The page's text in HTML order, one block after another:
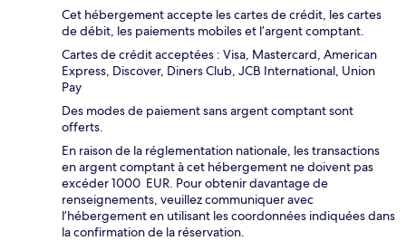
Cet hébergement accepte les cartes de crédit, les cartes
de débit, les paiements mobiles et l’argent comptant.
Cartes de crédit acceptées : Visa, Mastercard, American
Express, Discover, Diners Club, JCB International, Union
Pay
Des modes de paiement sans argent comptant sont
offerts.
En raison de la réglementation nationale, les transactions
en argent comptant à cet hébergement ne doivent pas
excéder 1000 EUR. Pour obtenir davantage de
renseignements, veuillez communiquer avec
l’hébergement en utilisant les coordonnées indiquées dans
la confirmation de la réservation.